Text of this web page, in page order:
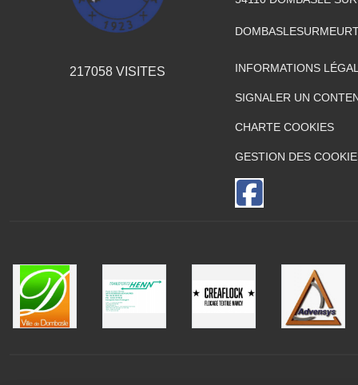
217058 VISITES INFORMATIONS
SIGNALER UN
CHARTE COOKIES
GESTION DES